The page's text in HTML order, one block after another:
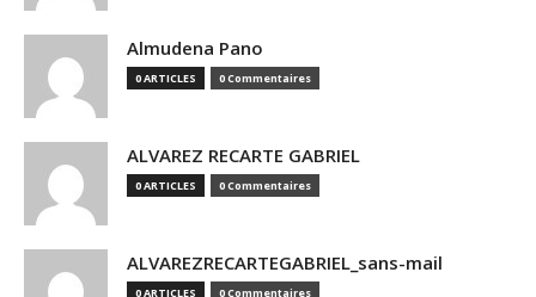
Almudena Pano
0 ARTICLES 0 Commentaires
ALVAREZ RECARTE GABRIEL
0 ARTICLES 0 Commentaires
ALVAREZRECARTEGABRIEL_sans-mail
0 ARTICLES 0 Commentaires